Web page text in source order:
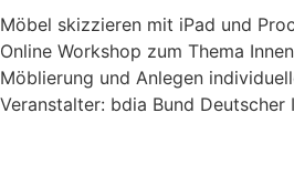
Möbel skizzieren mit iPad und
Online Workshop zum Thema
Möblierung und Anlegen
Veranstalter: bdia Bund Deutscher